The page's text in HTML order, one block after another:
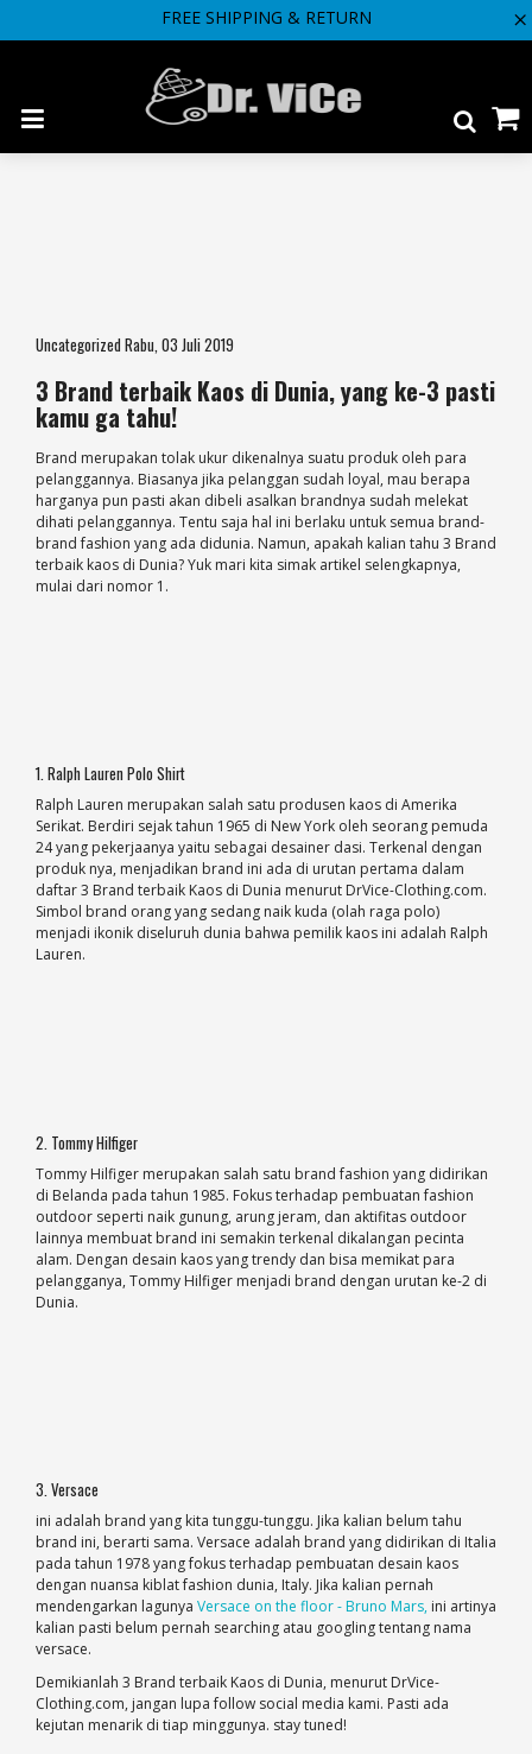
FREE SHIPPING & RETURN
Uncategorized Rabu, 03 Juli 2019
3 Brand terbaik Kaos di Dunia, yang ke-3 pasti
kamu ga tahu!
Brand merupakan tolak ukur dikenalnya suatu produk oleh para
pelanggannya. Biasanya jika pelanggan sudah loyal, mau berapa
harganya pun pasti akan dibeli asalkan brandnya sudah melekat
dihati pelanggannya. Tentu saja hal ini berlaku untuk semua brand-
brand fashion yang ada didunia. Namun, apakah kalian tahu 3 Brand
terbaik kaos di Dunia? Yuk mari kita simak artikel selengkapnya,
mulai dari nomor 1.
1. Ralph Lauren Polo Shirt
Ralph Lauren merupakan salah satu produsen kaos di Amerika
Serikat. Berdiri sejak tahun 1965 di New York oleh seorang pemuda
24 yang pekerjaanya yaitu sebagai desainer dasi. Terkenal dengan
produk nya, menjadikan brand ini ada di urutan pertama dalam
daftar 3 Brand terbaik Kaos di Dunia menurut DrVice-Clothing.com.
Simbol brand orang yang sedang naik kuda (olah raga polo)
menjadi ikonik diseluruh dunia bahwa pemilik kaos ini adalah Ralph
Lauren.
2. Tommy Hilfiger
Tommy Hilfiger merupakan salah satu brand fashion yang didirikan
di Belanda pada tahun 1985. Fokus terhadap pembuatan fashion
outdoor seperti naik gunung, arung jeram, dan aktifitas outdoor
lainnya membuat brand ini semakin terkenal dikalangan pecinta
alam. Dengan desain kaos yang trendy dan bisa memikat para
pelangganya, Tommy Hilfiger menjadi brand dengan urutan ke-2 di
Dunia.
3. Versace
ini adalah brand yang kita tunggu-tunggu. Jika kalian belum tahu
brand ini, berarti sama. Versace adalah brand yang didirikan di Italia
pada tahun 1978 yang fokus terhadap pembuatan desain kaos
dengan nuansa kiblat fashion dunia, Italy. Jika kalian pernah
mendengarkan lagunya Versace on the floor - Bruno Mars, ini artinya
kalian pasti belum pernah searching atau googling tentang nama
versace.
Demikianlah 3 Brand terbaik Kaos di Dunia, menurut DrVice-
Clothing.com, jangan lupa follow social media kami. Pasti ada
kejutan menarik di tiap minggunya. stay tuned!